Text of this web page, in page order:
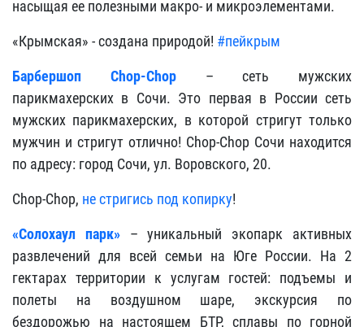
насыщая ее полезными макро- и микроэлементами.
«Крымская» - создана природой! #пейкрым
Барбершоп Chop-Chop– сеть мужских
парикмахерских в Сочи. Это первая в России сеть
мужских парикмахерских, в которой стригут только
мужчин и стригут отлично! Chop-Chop Сочи находится
по адресу: город Сочи, ул. Воровского, 20.
Chop-Chop, не стригись под копирку!
«Солохаул парк»– уникальный экопарк активных
развлечений для всей семьи на Юге России. На 2
гектарах территории к услугам гостей: подъемы и
полеты на воздушном шаре, экскурсия по
бездорожью на настоящем БТР, сплавы по горной